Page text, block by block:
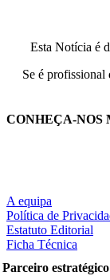
Esta Notícia é
Se é profissional
CONHEÇA-NOS
A equipa
Política de
Estatuto Editorial
Ficha Técnica
Parceiro estratégico